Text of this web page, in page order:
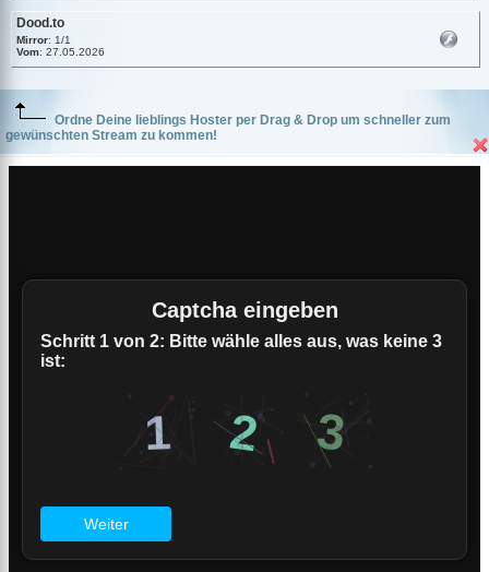
Dood.to
Mirror: 1/1
Vom: 27.05.2026
Ordne Deine lieblings Hoster per Drag & Drop um schneller zum
gewünschten Stream zu kommen!